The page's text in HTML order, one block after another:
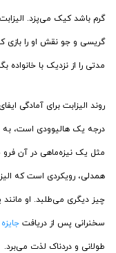
گرم باشد کیک‌ می‌پزد.
گریسی و جو نقش او را بازی
مدتی را از نزدیک با خانواده
روند الیزابت برای آمادگی
درجه یک هالیوودی است، به
مثل یک نیزه‌ماهی در آن
همدلی، رویکردی است که
چیز دیگری می‌طلبد. او
سخنرانی پس از دریافت
طولانی و دردناک لذت می‌برد.